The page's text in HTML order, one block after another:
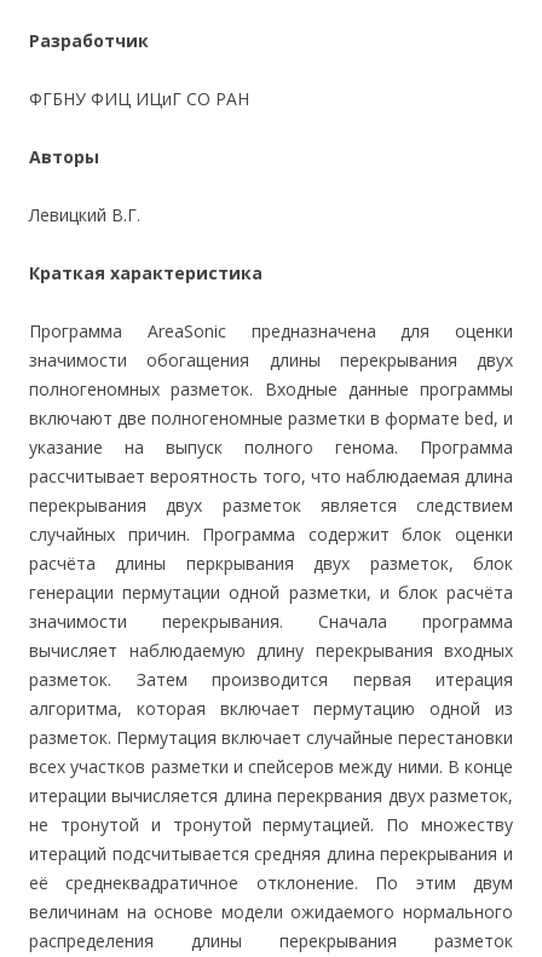
Разработчик
ФГБНУ ФИЦ ИЦиГ СО РАН
Авторы
Левицкий В.Г.
Краткая характеристика
Программа AreaSonic предназначена для оценки
значимости обогащения длины перекрывания двух
полногеномных разметок. Входные данные программы
включают две полногеномные разметки в формате bed, и
указание на выпуск полного генома. Программа
рассчитывает вероятность того, что наблюдаемая длина
перекрывания двух разметок является следствием
случайных причин. Программа содержит блок оценки
расчёта длины перкрывания двух разметок, блок
генерации пермутации одной разметки, и блок расчёта
значимости перекрывания. Сначала программа
вычисляет наблюдаемую длину перекрывания входных
разметок. Затем производится первая итерация
алгоритма, которая включает пермутацию одной из
разметок. Пермутация включает случайные перестановки
всех участков разметки и спейсеров между ними. В конце
итерации вычисляется длина перекрвания двух разметок,
не тронутой и тронутой пермутацией. По множеству
итераций подсчитывается средняя длина перекрывания и
её среднеквадратичное отклонение. По этим двум
величинам на основе модели ожидаемого нормального
распределения длины перекрывания разметок